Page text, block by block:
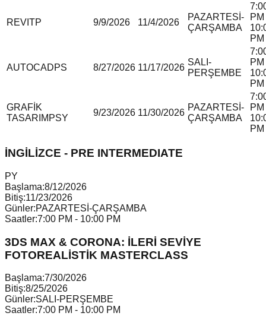
REVITP 9/9/2026 11/4/2026
PAZARTESİ-
ÇARŞAMBA
PM
PM
AUTOCADPS 8/27/2026 11/17/2026
SALI-
PERŞEMBE
PM
PM
GRAFİK
TASARIM PSY
9/23/2026 11/30/2026
PAZARTESİ-
ÇARŞAMBA
PM
PM
İNGİLİZCE - PRE INTERMEDIATE
PY
Başlama:8/12/2026
Bitiş:11/23/2026
Günler:PAZARTESİ-ÇARŞAMBA
Saatler:7:00 PM - 10:00 PM
3DS MAX & CORONA: İLERİ SEVİYE
FOTOREALİSTİK MASTERCLASS
Başlama:7/30/2026
Bitiş:8/25/2026
Günler:SALI-PERŞEMBE
Saatler:7:00 PM - 10:00 PM